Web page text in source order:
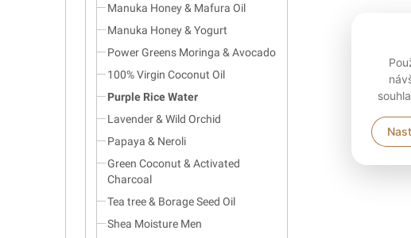
Manuka Honey & Mafura Oil
Manuka Honey & Yogurt
Power Greens Moringa & Avocado
100% Virgin Coconut Oil
Purple Rice Water
Lavender & Wild Orchid
Papaya & Neroli
Green Coconut & Activated
Charcoal
Tea tree & Borage Seed Oil
Shea Moisture Men